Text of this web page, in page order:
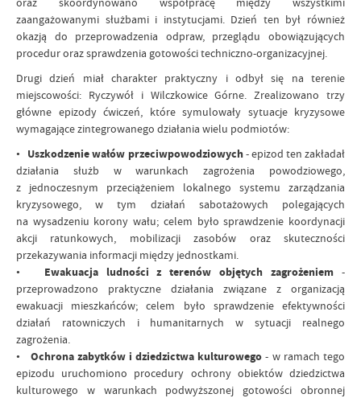
zaangażowanymi służbami i instytucjami. Dzień ten był również
okazją do przeprowadzenia odpraw, przeglądu obowiązujących
procedur oraz sprawdzenia gotowości techniczno-organizacyjnej.
Drugi dzień miał charakter praktyczny i odbył się na terenie
miejscowości: Ryczywół i Wilczkowice Górne. Zrealizowano trzy
główne epizody ćwiczeń, które symulowały sytuacje kryzysowe
wymagające zintegrowanego działania wielu podmiotów:
• Uszkodzenie wałów przeciwpowodziowych- epizod ten zakładał
działania służb w warunkach zagrożenia powodziowego,
z jednoczesnym przeciążeniem lokalnego systemu zarządzania
kryzysowego, w tym działań sabotażowych polegających
na wysadzeniu korony wału; celem było sprawdzenie koordynacji
akcji ratunkowych, mobilizacji zasobów oraz skuteczności
przekazywania informacji między jednostkami.
• Ewakuacja ludności z terenów objętych zagrożeniem -
przeprowadzono praktyczne działania związane z organizacją
ewakuacji mieszkańców; celem było sprawdzenie efektywności
działań ratowniczych i humanitarnych w sytuacji realnego
zagrożenia.
• Ochrona zabytków i dziedzictwa kulturowego - w ramach tego
epizodu uruchomiono procedury ochrony obiektów dziedzictwa
kulturowego w warunkach podwyższonej gotowości obronnej